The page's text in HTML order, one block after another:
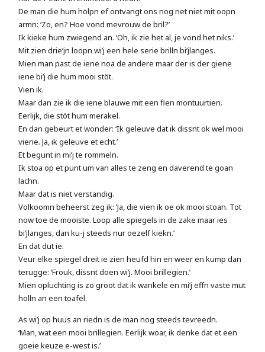
De man die hum hölpn ef ontvangt ons nog net niet mit oopn
armn: ‘Zo, en? Hoe vond mevrouw de bril?’
Ik kieke hum zwiegend an. ‘Oh, ik zie het al, je vond het niks.’
Mit zien drie’jn loopn wi’j een hele serie brilln bi’jlanges.
Mien man past de iene noa de andere maar der is der giene
iene bi’j die hum mooi stöt.
Vien ik.
Maar dan zie ik die iene blauwe mit een fien montuurtien.
Eerlijk, die stöt hum merakel.
En dan gebeurt et wonder: ‘Ik geleuve dat ik dissnt ok wel mooi
viene. Ja, ik geleuve et echt.’
Et begunt in mi’j te rommeln.
Ik stoa op et punt um van alles te zeng en daverend te goan
lachn.
Maar dat is niet verstandig.
Volkoomn beheerst zeg ik: ‘Ja, die vien ik oe ok mooi stoan. Tot
now toe de mooiste. Loop alle spiegels in de zake maar ies
bi’jlanges, dan ku-j steeds nur oezelf kiekn.’
En dat dut ie.
Veur elke spiegel dreit ie zien heufd hin en weer en kump dan
terugge: ‘Frouk, dissnt doen wi’j. Mooi brillegien.’
Mien opluchting is zo groot dat ik wankele en mi’j effn vaste mut
holln an een toafel.
As wi’j op huus an riedn is de man nog steeds tevreedn.
‘Man, wat een mooi brillegien. Eerlijk woar, ik denke dat et een
goeie keuze e-west is.’